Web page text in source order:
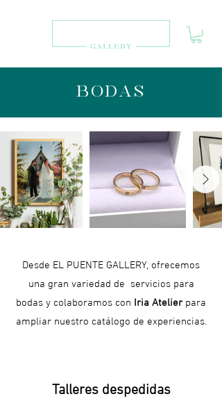
BODAS
Desde EL PUENTE GALLERY, ofrecemos
una gran variedad de servicios para
bodas y colaboramos con Iria Atelierpara
ampliar nuestro catálogo de experiencias.
Talleres despedidas